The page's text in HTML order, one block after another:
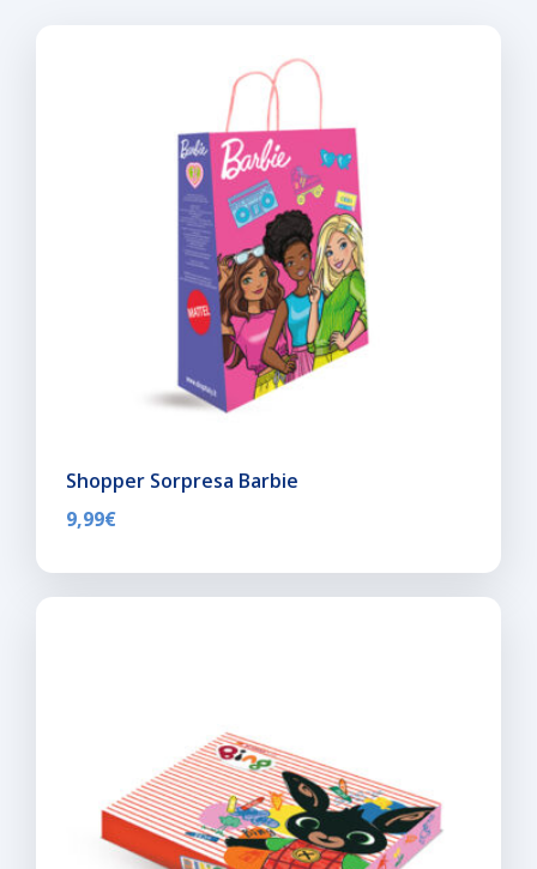
Shopper Sorpresa Barbie
9,99€